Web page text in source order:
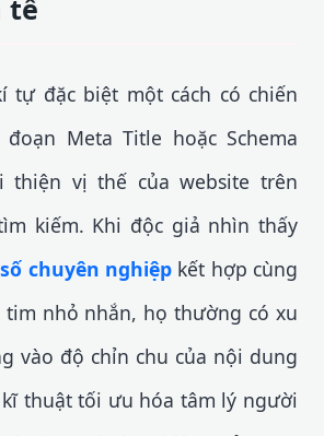
tế
tự đặc biệt một cách có chiến
Meta Title hoặc Schema
thiện vị thế của website trên
kiếm. Khi độc giả nhìn thấy
chuyên nghiệp kết hợp cùng
nhỏ nhắn, họ thường có xu
vào độ chỉn chu của nội dung
thuật tối ưu hóa tâm lý người